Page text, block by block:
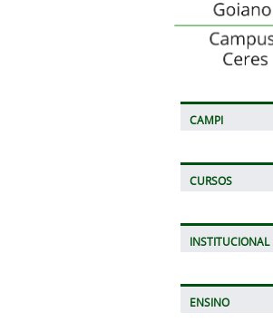
CAMPI
CURSOS
INSTITUCIONAL
ENSINO